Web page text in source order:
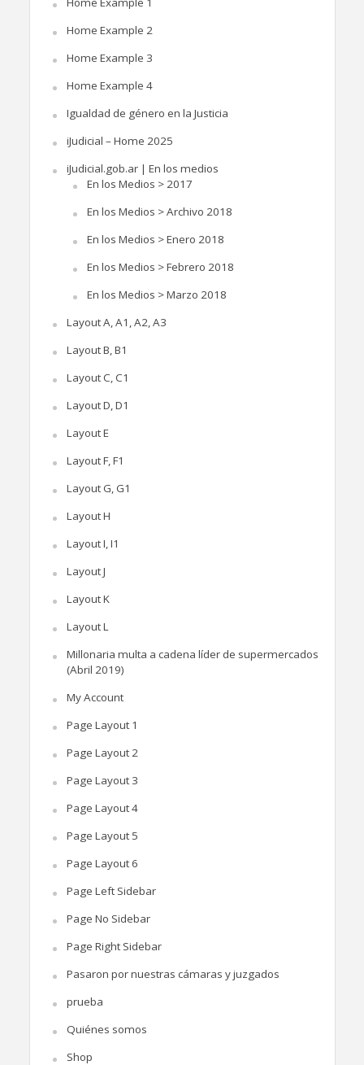
Home Example 2
Home Example 3
Home Example 4
Igualdad de género en la Justicia
iJudicial – Home 2025
iJudicial.gob.ar | En los medios
En los Medios > 2017
En los Medios > Archivo 2018
En los Medios > Enero 2018
En los Medios > Febrero 2018
En los Medios > Marzo 2018
Layout A, A1, A2, A3
Layout B, B1
Layout C, C1
Layout D, D1
Layout E
Layout F, F1
Layout G, G1
Layout H
Layout I, I1
Layout J
Layout K
Layout L
Millonaria multa a cadena líder de supermercados
(Abril 2019)
My Account
Page Layout 1
Page Layout 2
Page Layout 3
Page Layout 4
Page Layout 5
Page Layout 6
Page Left Sidebar
Page No Sidebar
Page Right Sidebar
Pasaron por nuestras cámaras y juzgados
prueba
Quiénes somos
Shop